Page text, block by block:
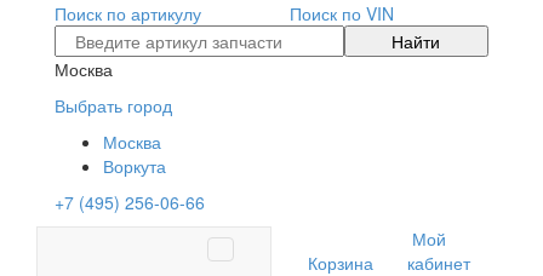
Поиск по артикулу
Поиск по VIN
Найти
Москва
Выбрать город
Москва
Воркута
+7 (495) 256-06-66
Корзина
Мой
кабинет